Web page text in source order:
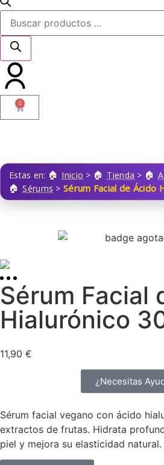
0
Estas en: Inicio > Tienda >
Sérums >Sérum Facial de Ácido
Sérum Facial
Hialurónico
11,90 €
¿Necesitas
Sérum facial vegano con ácido
extractos de frutas. Hidrata
piel y mejora su elasticidad natural.